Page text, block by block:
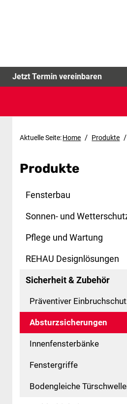
Jetzt Termin vereinbaren
Aktuelle Seite:Home / Produkte /
Produkte
Fensterbau
Sonnen- und
Pflege und Wartung
REHAU Designlösungen
Sicherheit & Zubehör
Präventiver
Absturzsicherungen
Innenfensterbänke
Fenstergriffe
Bodengleiche